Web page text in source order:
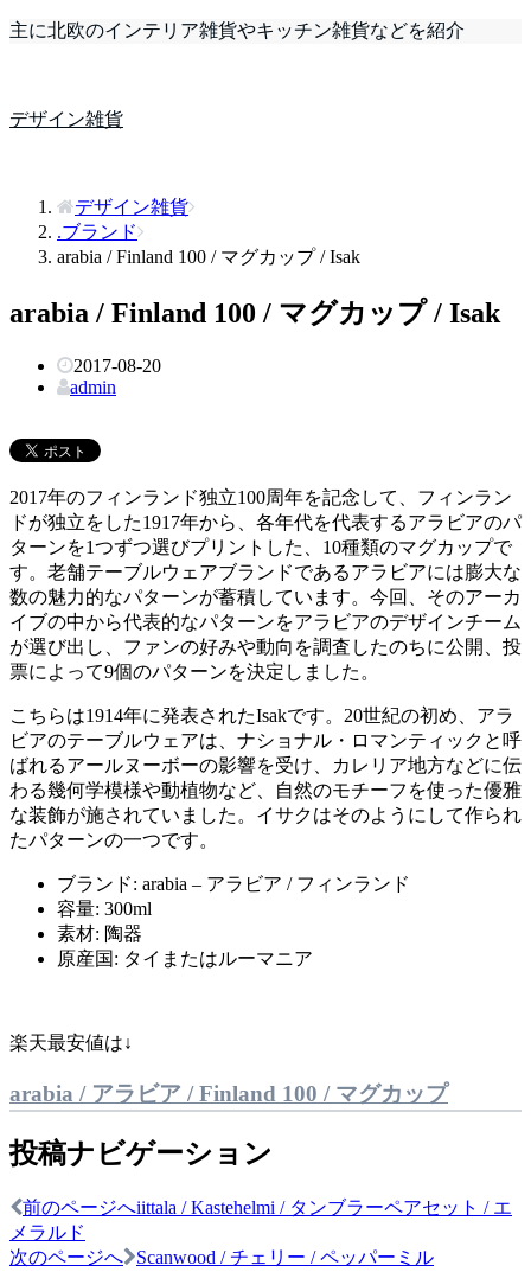
主に北欧のインテリア雑貨やキッチン雑貨などを紹介
デザイン雑貨
デザイン雑貨
.ブランド
arabia / Finland 100 / マグカップ / Isak
arabia / Finland 100 / マグカップ / Isak
2017-08-20
admin
2017年のフィンランド独立100周年を記念して、フィンラン
ドが独立をした1917年から、各年代を代表するアラビアのパ
ターンを1つずつ選びプリントした、10種類のマグカップで
す。老舗テーブルウェアブランドであるアラビアには膨大な
数の魅力的なパターンが蓄積しています。今回、そのアーカ
イブの中から代表的なパターンをアラビアのデザインチーム
が選び出し、ファンの好みや動向を調査したのちに公開、投
票によって9個のパターンを決定しました。
こちらは1914年に発表されたIsakです。20世紀の初め、アラ
ビアのテーブルウェアは、ナショナル・ロマンティックと呼
ばれるアールヌーボーの影響を受け、カレリア地方などに伝
わる幾何学模様や動植物など、自然のモチーフを使った優雅
な装飾が施されていました。イサクはそのようにして作られ
たパターンの一つです。
ブランド: arabia – アラビア / フィンランド
容量: 300ml
素材: 陶器
原産国: タイまたはルーマニア
楽天最安値は↓
arabia / アラビア / Finland 100 / マグカップ
投稿ナビゲーション
前のページへiittala / Kastehelmi / タンブラーペアセット / エ
メラルド
次のページへ
Scanwood / チェリー / ペッパーミル